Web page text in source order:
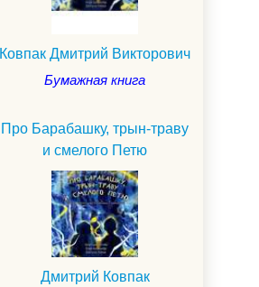
Ковпак Дмитрий Викторович
Бумажная книга
Про Барабашку, трын-траву
и смелого Петю
Дмитрий Ковпак